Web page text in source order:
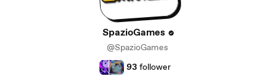
SpazioGames
@SpazioGames
93 follower